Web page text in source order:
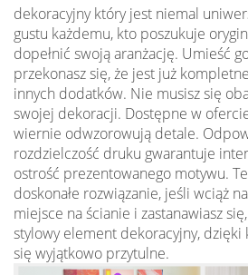
dekoracyjny który jest niemal
gustu każdemu, kto poszukuje
dopełnić swoją aranżację. Umieść
przekonasz się, że jest już
innych dodatków. Nie musisz się
swojej dekoracji. Dostępne w
wiernie odwzorowują detale.
rozdzielczość druku gwarantuje
ostrość prezentowanego motywu.
doskonałe rozwiązanie, jeśli wciąż
miejsce na ścianie i zastanawiasz
stylowy element dekoracyjny,
się wyjątkowo przytulne.